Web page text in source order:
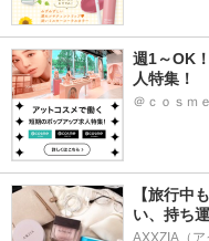
週1～OK
人特集！
＠ｃｏｓｍ
【旅行中
い、持ち
AXXZIA（ア